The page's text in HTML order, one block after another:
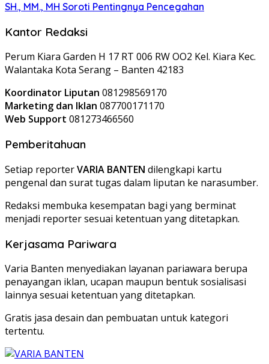
SH., MM., MH Soroti Pentingnya Pencegahan
Kantor Redaksi
Perum Kiara Garden H 17 RT 006 RW OO2 Kel. Kiara Kec.
Walantaka Kota Serang – Banten 42183
Koordinator Liputan 081298569170
Marketing dan Iklan 087700171170
Web Support 081273466560
Pemberitahuan
Setiap reporterVARIA BANTEN dilengkapi kartu
pengenal dan surat tugas dalam liputan ke narasumber.
Redaksi membuka kesempatan bagi yang berminat
menjadi reporter sesuai ketentuan yang ditetapkan.
Kerjasama Pariwara
Varia Banten menyediakan layanan pariawara berupa
penayangan iklan, ucapan maupun bentuk sosialisasi
lainnya sesuai ketentuan yang ditetapkan.
Gratis jasa desain dan pembuatan untuk kategori
tertentu.